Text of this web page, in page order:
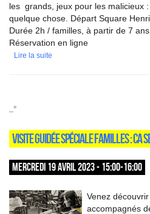
les grands, jeux pour les malicieux
quelque chose. Départ Square
Durée 2h / familles, à partir de 7
Réservation en ligne
Lire la suite
_*
VISITE GUIDÉE SPÉCIALE FAMILLES : CA
MERCREDI 19 AVRIL 2023 - 15:00-16:00
Venez
accompagnés